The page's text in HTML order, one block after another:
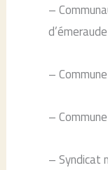
–
–
–
– Syndicat